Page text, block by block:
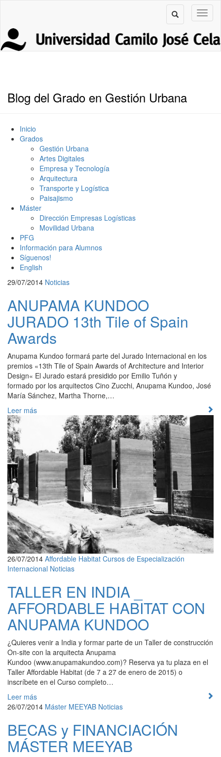
Blog del Grado en Gestión Urbana
Inicio
Grados
Gestión Urbana
Artes Digitales
Empresa y Tecnología
Arquitectura
Transporte y Logística
Paisajismo
Máster
Dirección Empresas Logísticas
Movilidad Urbana
PFG
Información para Alumnos
Síguenos!
English
29/07/2014 Noticias
ANUPAMA KUNDOO
JURADO 13th Tile of Spain
Awards
Anupama Kundoo formará parte del Jurado Internacional en los
premios «13th Tile of Spain Awards of Architecture and Interior
Design« El Jurado estará presidido por Emilio Tuñón y
formado por los arquitectos Cino Zucchi, Anupama Kundoo, José
María Sánchez, Martha Thorne,…
Leer más
26/07/2014 Affordable Habitat Cursos de Especialización
Internacional Noticias
TALLER EN INDIA _
AFFORDABLE HABITAT CON
ANUPAMA KUNDOO
¿Quieres venir a India y formar parte de un Taller de construcción
On-site con la arquitecta Anupama
Kundoo (www.anupamakundoo.com)? Reserva ya tu plaza en el
Taller Affordable Habitat (de 7 a 27 de enero de 2015) o
inscríbete en el Curso completo…
Leer más
26/07/2014 Máster MEEYAB Noticias
BECAS y FINANCIACIÓN
MÁSTER MEEYAB